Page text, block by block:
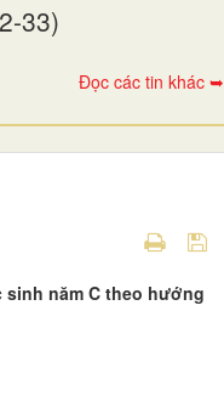
33)
Đọc các tin khác ➥
năm C theo hướng